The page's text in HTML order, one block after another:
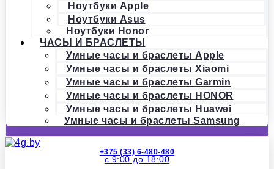
Ноутбуки Apple
Ноутбуки Asus
Ноутбуки Honor
ЧАСЫ И БРАСЛЕТЫ
Умные часы и браслеты Apple
Умные часы и браслеты Xiaomi
Умные часы и браслеты Garmin
Умные часы и браслеты HONOR
Умные часы и браслеты Huawei
Умные часы и браслеты Samsung
+375 (33) 6-480-480
с 9:00 до 18:00